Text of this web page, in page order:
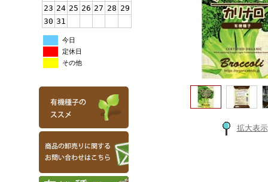
23 24 25 26 27 28 29
30 31
今日
定休日
その他
拡大表示